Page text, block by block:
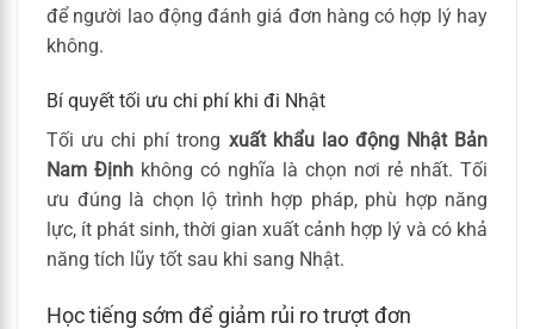
để người lao động đánh giá đơn hàng có hợp lý hay
không.
Bí quyết tối ưu chi phí khi đi Nhật
Tối ưu chi phí trong xuất khẩu lao động Nhật Bản
Nam Định không có nghĩa là chọn nơi rẻ nhất. Tối
ưu đúng là chọn lộ trình hợp pháp, phù hợp năng
lực, ít phát sinh, thời gian xuất cảnh hợp lý và có khả
năng tích lũy tốt sau khi sang Nhật.
Học tiếng sớm để giảm rủi ro trượt đơn